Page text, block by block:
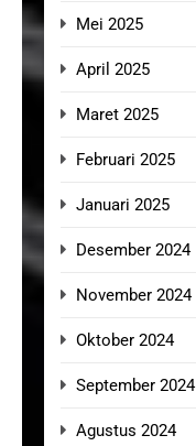
Mei 2025
April 2025
Maret 2025
Februari 2025
Januari 2025
Desember 2024
November 2024
Oktober 2024
September 2024
Agustus 2024